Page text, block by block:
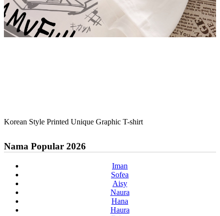
Korean Style Printed Unique Graphic T-shirt
Nama Popular 2026
Iman
Sofea
Aisy
Naura
Hana
Haura